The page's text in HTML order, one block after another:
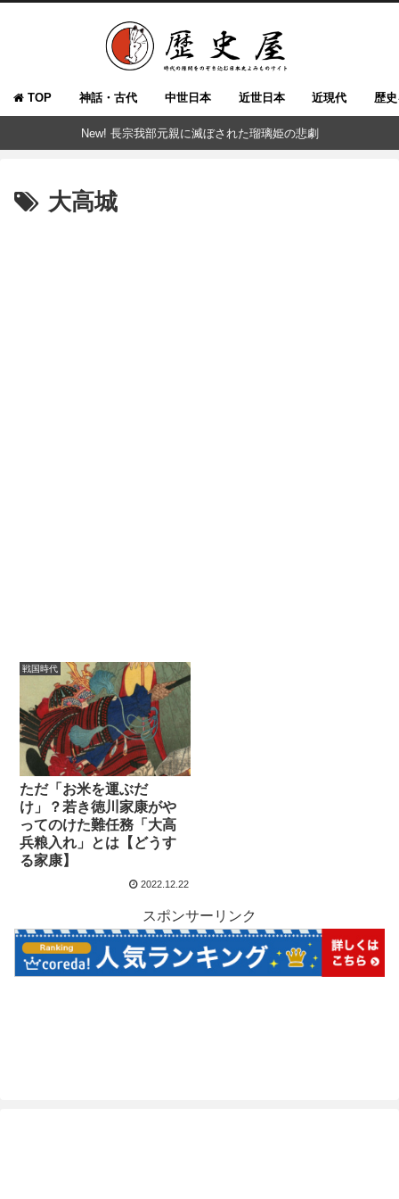
TOP 神話・古代 中世日本 近世日本 近現代 歴
New! 長宗我部元親に滅ぼされた瑠璃姫の悲劇
大高城
戦国時代
ただ「お米を運ぶだ
け」？若き徳川家康がや
ってのけた難任務「大高
兵粮入れ」とは【どうす
る家康】
2022.12.22
スポンサーリンク